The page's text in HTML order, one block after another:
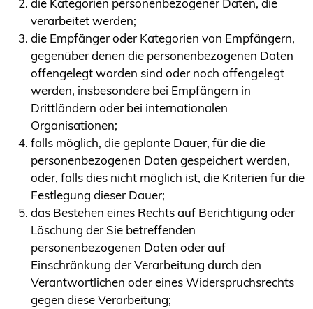
die Kategorien personenbezogener Daten, die
verarbeitet werden;
die Empfänger oder Kategorien von Empfängern,
gegenüber denen die personenbezogenen Daten
offengelegt worden sind oder noch offengelegt
werden, insbesondere bei Empfängern in
Drittländern oder bei internationalen
Organisationen;
falls möglich, die geplante Dauer, für die die
personenbezogenen Daten gespeichert werden,
oder, falls dies nicht möglich ist, die Kriterien für die
Festlegung dieser Dauer;
das Bestehen eines Rechts auf Berichtigung oder
Löschung der Sie betreffenden
personenbezogenen Daten oder auf
Einschränkung der Verarbeitung durch den
Verantwortlichen oder eines Widerspruchsrechts
gegen diese Verarbeitung;